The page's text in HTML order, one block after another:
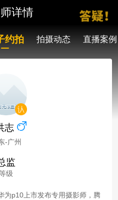
详情
约拍 拍摄动态 直播案例
志
-广州
监
级
为p10上市发布专用摄影师，腾